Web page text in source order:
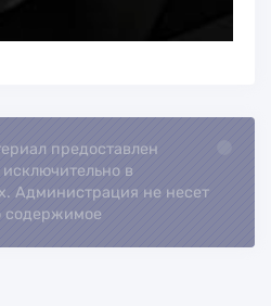
предоставлен
в
Администрация не несет
содержимое